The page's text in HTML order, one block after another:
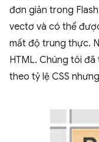
đơn giản trong
vectơ và có thể
mất độ trung thực.
HTML. Chúng tôi
theo tỷ lệ CSS